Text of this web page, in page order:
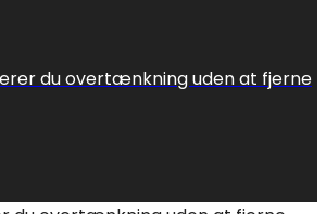
du overtænkning uden at fjerne